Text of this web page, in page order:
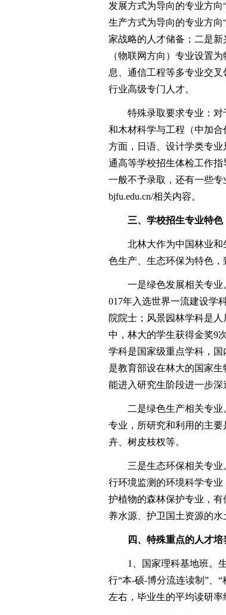
发展方式为导向的专业方
生产方式为导向的专业方向
家战略的人才储备；二是
（物联网方向）专业设置
息、通信工程等多专业交
行业高级专门人才。
特殊录取要求专业：对于
和木材科学与工程（中加
方面，日语、设计学类专
通高等学校招生体检工作
一般不予录取，还有一些专
bjfu.edu.cn/相关内容。
三、学校招生专业特色
北林大作为中国林业和
色生产、生态环保为特色，
一是绿色发展相关专业
017年入选世界一流建设学
院院士；风景园林学科是
中，林大的学生获得金奖9
学科是国家级重点学科，
是教育部设在林大的国家
能进入研究生阶段进一步深
二是绿色生产相关专业
专业，所研究和利用的主
卉、树皮枝杈等。
三是生态环保相关专业
行环境监测的环境科学专
护植物的森林保护专业，
养水源、护卫国土资源的水
四、特殊重点的人才培
1、国家理科基地班。生
行“本-硕-博分流连读制”、
左右，毕业生的平均读研率